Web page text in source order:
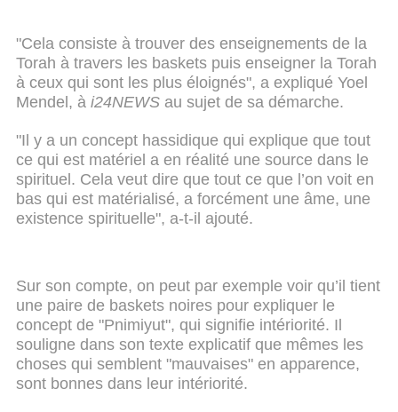
"Cela consiste à trouver des enseignements de la
Torah à travers les baskets puis enseigner la Torah
à ceux qui sont les plus éloignés", a expliqué Yoel
Mendel, à i24NEWS au sujet de sa démarche.
"Il y a un concept hassidique qui explique que tout
ce qui est matériel a en réalité une source dans le
spirituel. Cela veut dire que tout ce que l’on voit en
bas qui est matérialisé, a forcément une âme, une
existence spirituelle", a-t-il ajouté.
Sur son compte, on peut par exemple voir qu’il tient
une paire de baskets noires pour expliquer le
concept de "Pnimiyut", qui signifie intériorité. Il
souligne dans son texte explicatif que mêmes les
choses qui semblent "mauvaises" en apparence,
sont bonnes dans leur intériorité.